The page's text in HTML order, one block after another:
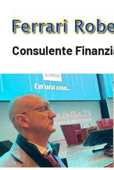
contenuto
Consulente